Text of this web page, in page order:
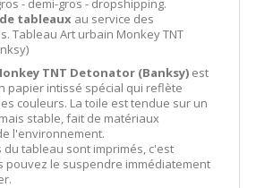
- demi-gros - dropshipping.
tableaux au service des
Tableau Art urbain Monkey TNT
TNT Detonator (Banksy) est
papier intissé spécial qui reflète
couleurs. La toile est tendue sur un
stable, fait de matériaux
l'environnement.
du tableau sont imprimés, c'est
pouvez le suspendre immédiatement